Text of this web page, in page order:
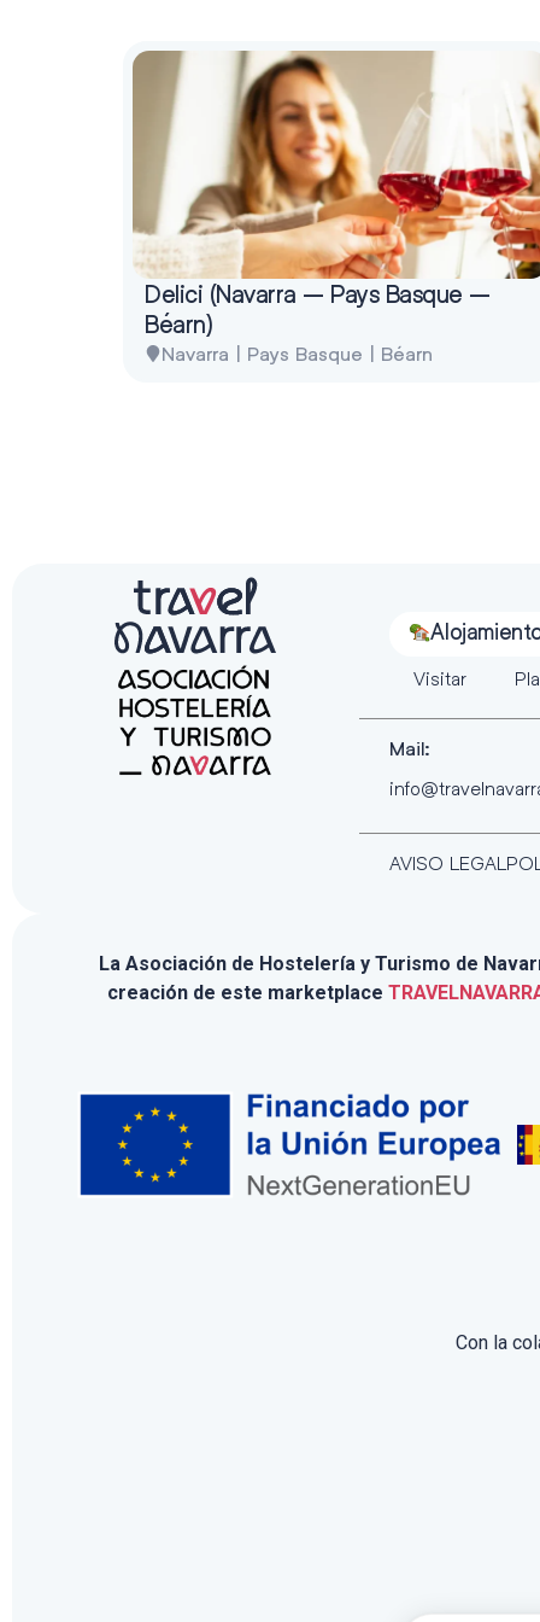
Delici (Navarra – Pays Basque –
Béarn)
Navarra | Pays Basque | Béarn
Visitar
Mail:
AVISO LEGAL
La Asociación de Hostelería y Turismo de
creación de este marketplace
Con la